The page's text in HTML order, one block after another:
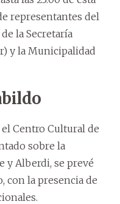
representantes del
la Secretaría
y la Municipalidad
Centro Cultural de
sobre la
y Alberdi, se prevé
con la presencia de